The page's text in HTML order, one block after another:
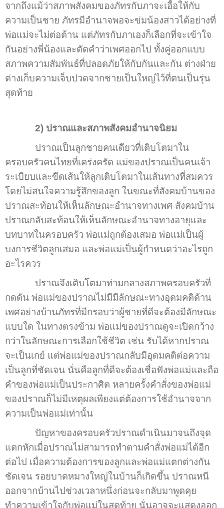
จากถึงแม้ว่าสภาพสังคมของภัทรกับภาจะเอื้อให้กับ
ความเป็นชาย ภัทรมีอำนาจพอจะข่มน้องสาวได้อย่างที่
พ่อแม่จะไม่ต่อต้าน แต่ภัทรกับภาเองก็เลือกที่จะเข้าใจ
กันอย่างพี่น้องและตัดคำว่าเพศออกไป ทั้งคู่ออกแบบ
สภาพความสัมพันธ์ที่ปลอดภัยให้กับกันและกัน ต่างฝ่าย
ต่างเก็บความเจ็บปวดจากชายเป็นใหญ่ไว้ที่ตนเป็นรุ่น
สุดท้าย
2) ปราณและสภาพสังคมอำนาจนิยม
ปราณเป็นลูกชายคนเดียวที่เติบโตมาใน
ครอบครัวคนไทยที่เคร่งครัด แม่ของปราณเป็นคนเจ้า
ระเบียบและขีดเส้นให้ลูกเติบโตมาในเส้นทางที่สมควร
โดยไม่สนใจความรู้สึกของลูก ในขณะที่สังคมบ้านของ
ปราณสะท้อนให้เห็นลักษณะอำนาจทางเพศ สังคมบ้าน
ปราณกลับสะท้อนให้เห็นลักษณะอำนาจทางอายุและ
บทบาทในครอบครัว พ่อแม่ถูกต้องเสมอ พ่อแม่เป็นผู้
บงการชีวิตลูกเสมอ และพ่อแม่เป็นผู้กำหนดว่าอะไรถูก
อะไรควร
ปราณจึงเติบโตมาท่ามกลางสภาพครอบครัวที่
กดดัน พ่อแม่ของปราณไม่มีมีลักษณะทางอุดมคติด้าน
เพศอย่างบ้านภัทรที่มีกรอบว่าผู้ชายที่ดีจะต้องมีลักษณะ
แบบใด ในทางตรงข้าม พ่อแม่ของปราณดูจะเปิดกว้าง
กว่าในลักษณะการเลือกใช้ชีวิต เช่น รับได้หากปราณ
จะเป็นเกย์ แต่พ่อแม่ของปราณกลับมีอุดมคติต่อความ
เป็นลูกที่ชัดเจน นั่นคือลูกที่ดีจะต้องเชื่อฟังพ่อแม่และถือ
คำของพ่อแม่เป็นประกาศิต หลายครั้งคำสั่งของพ่อแม่
ของปราณก็ไม่มีเหตุผลเพียงแต่ต้องการใช้อำนาจจาก
ความเป็นพ่อแม่เท่านั้น
ปัญหาของครอบครัวปราณดำเนินมาจนถึงจุด
แตกหักเมื่อปราณไม่สามารถทำตามคำสั่งพ่อแม่ได้อีก
ต่อไป เมื่อความต้องการของลูกและพ่อแม่แตกต่างกัน
ชัดเจน รอยบาดหมางใหญ่ในบ้านก็เกิดขึ้น ปราณหนี
ออกจากบ้านไปช่วงเวลาหนึ่งก่อนจะกลับมาพูดคุย
ทำความเข้าใจกับพ่อแม่ในสุดท้าย นั่นอาจจะแสดงออก